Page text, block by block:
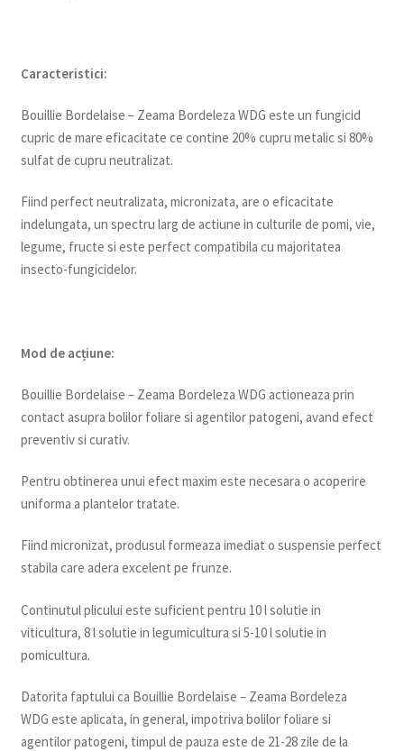
Caracteristici:
Bouillie Bordelaise – Zeama Bordeleza WDG este un fungicid
cupric de mare eficacitate ce contine 20% cupru metalic si 80%
sulfat de cupru neutralizat.
Fiind perfect neutralizata, micronizata, are o eficacitate
indelungata, un spectru larg de actiune in culturile de pomi, vie,
legume, fructe si este perfect compatibila cu majoritatea
insecto-fungicidelor.
Mod de acțiune:
Bouillie Bordelaise – Zeama Bordeleza WDG actioneaza prin
contact asupra bolilor foliare si agentilor patogeni, avand efect
preventiv si curativ.
Pentru obtinerea unui efect maxim este necesara o acoperire
uniforma a plantelor tratate.
Fiind micronizat, produsul formeaza imediat o suspensie perfect
stabila care adera excelent pe frunze.
Continutul plicului este suficient pentru 10 l solutie in
viticultura, 8 l solutie in legumicultura si 5-10 l solutie in
pomicultura.
Datorita faptului ca Bouillie Bordelaise – Zeama Bordeleza
WDG este aplicata, in general, impotriva bolilor foliare si
agentilor patogeni, timpul de pauza este de 21-28 zile de la